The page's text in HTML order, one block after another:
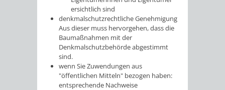
ersichtlich sind
denkmalschutzrechtliche Genehmigung
Aus dieser muss hervorgehen, dass die
Baumaßnahmen mit der
Denkmalschutzbehörde abgestimmt
sind.
wenn Sie Zuwendungen aus
"öffentlichen Mitteln" bezogen haben:
entsprechende Nachweise